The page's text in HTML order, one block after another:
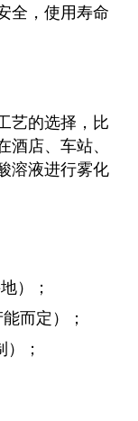
全，使用寿命
艺的选择，比
酒店、车站、
溶液进行雾化
）；
而定）；
；